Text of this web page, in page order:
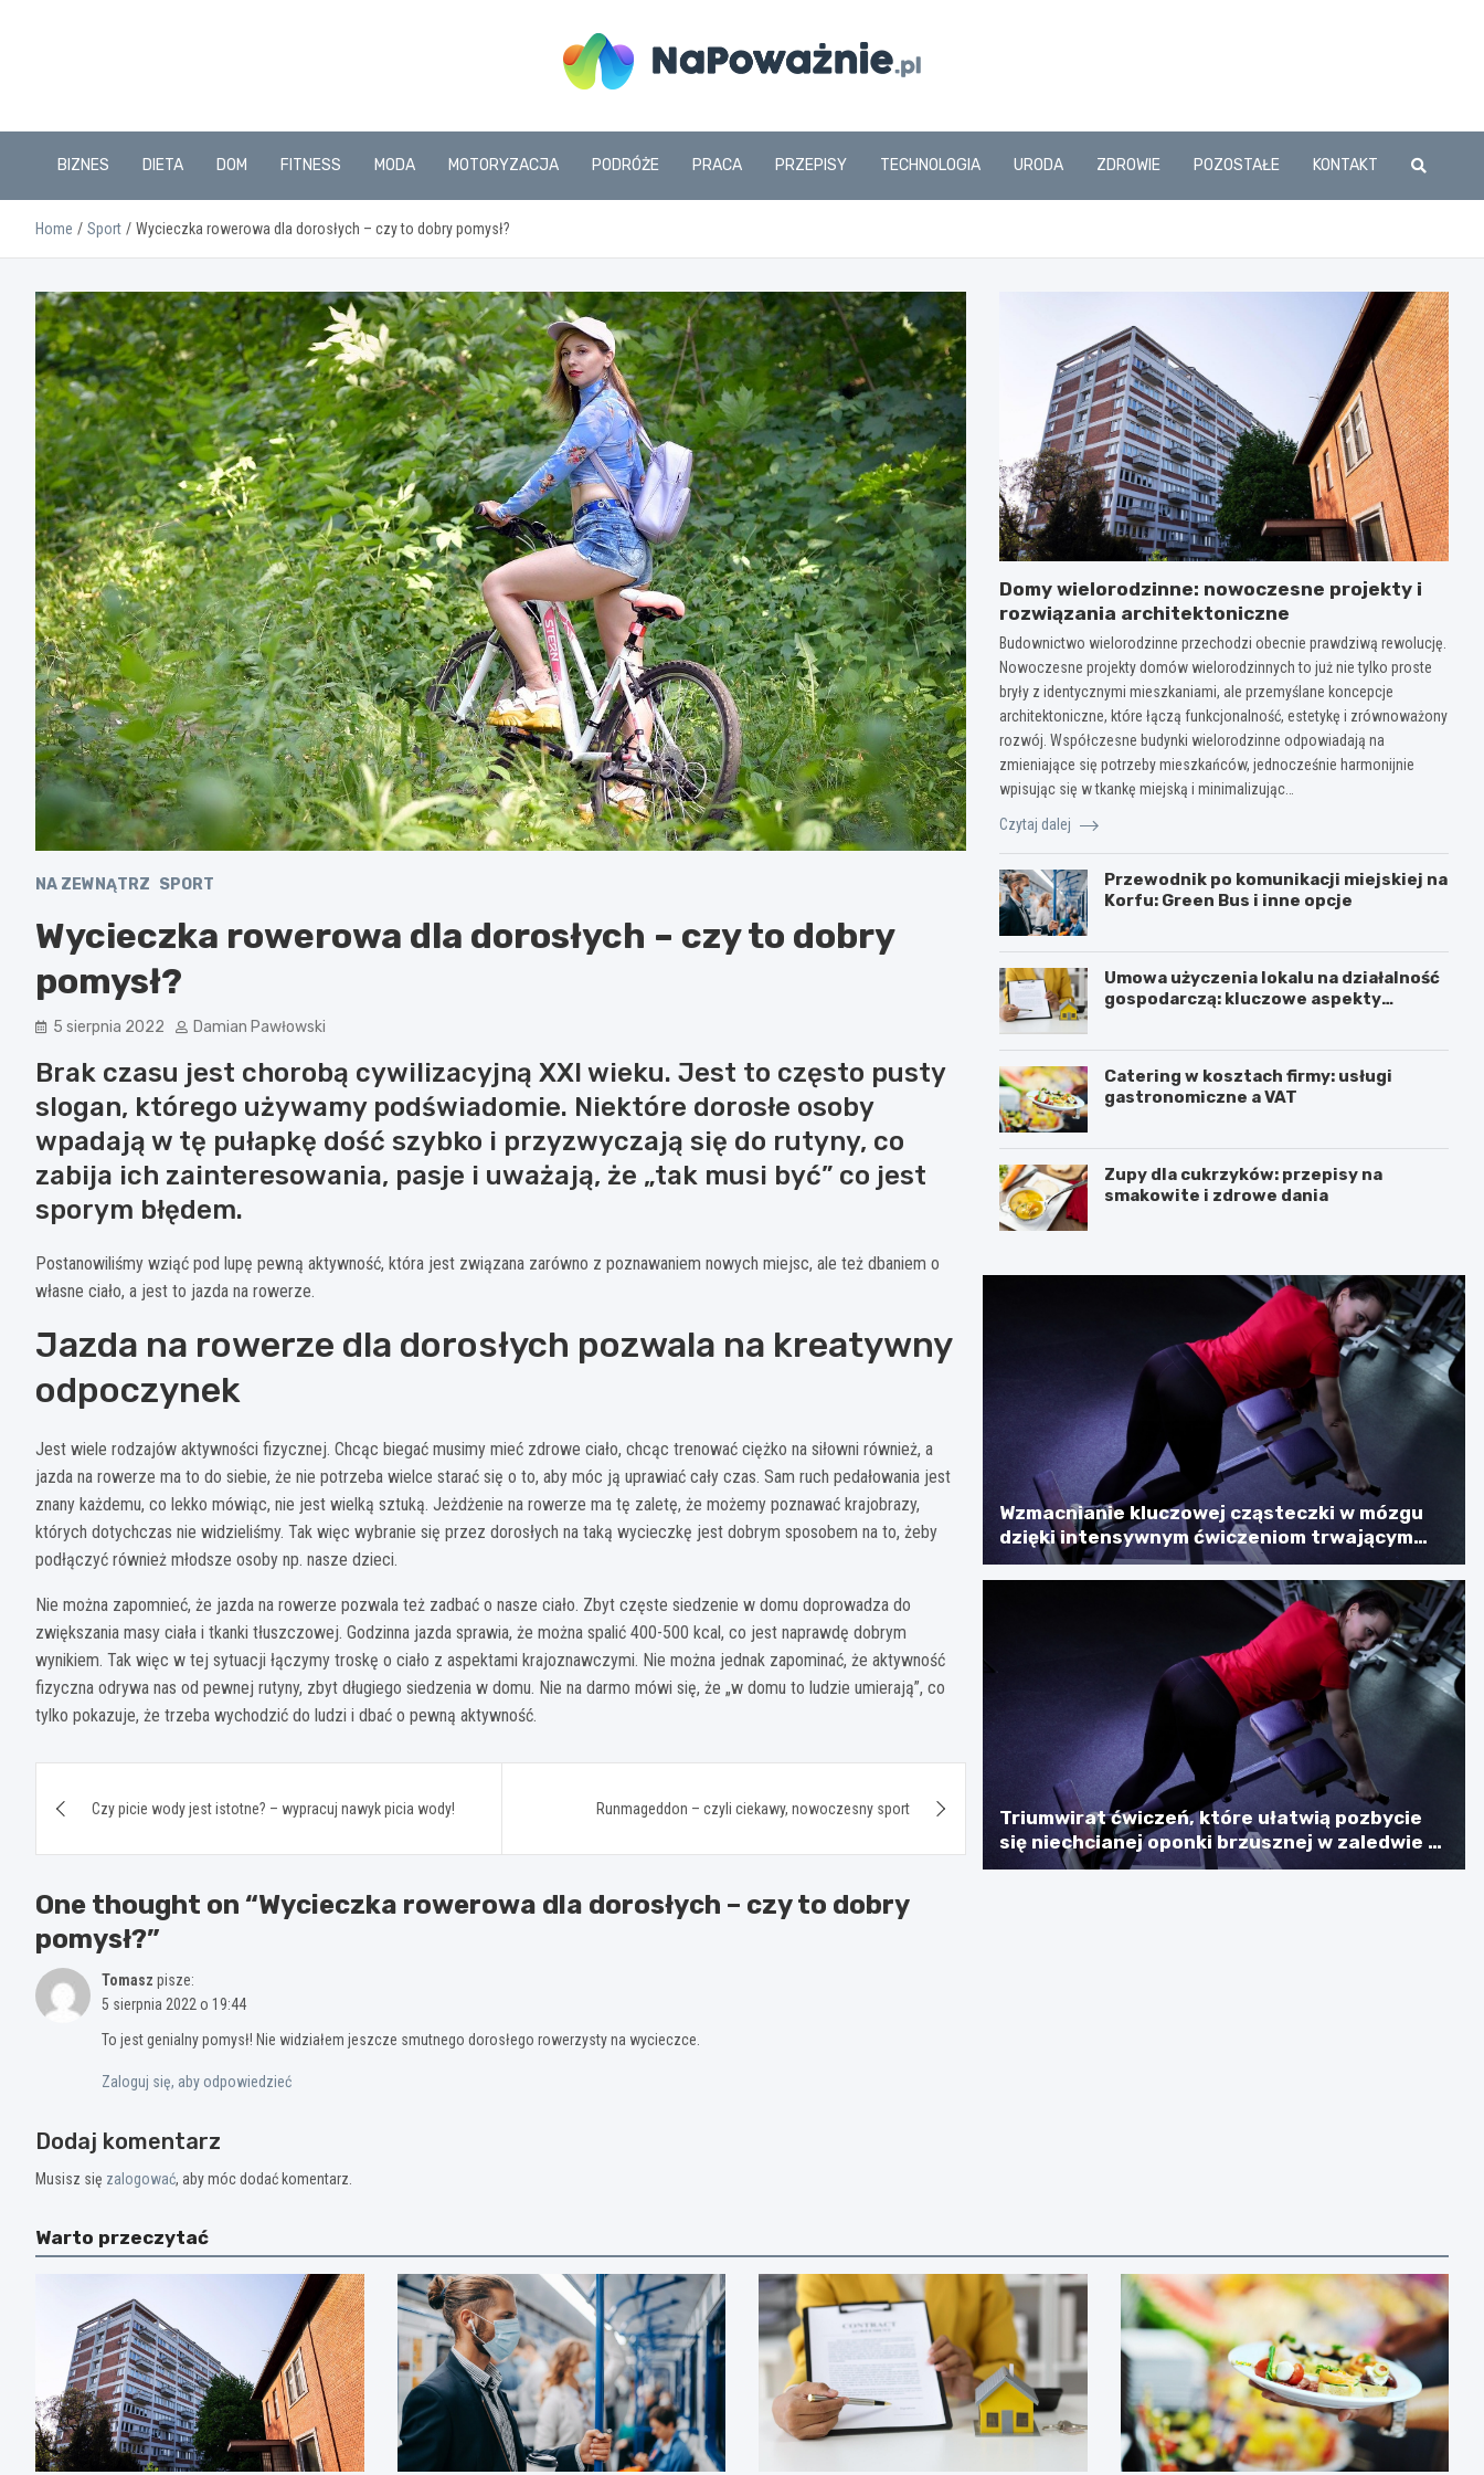
www.napowaznie.pl
BIZNES DIETA DOM FITNESS MODA MOTORYZACJA PODRÓŻE PRACA PRZEPISY TECHNOLOGIA URODA ZDROWIE POZOSTAŁE KONTAKT
Home Sport Wycieczka rowerowa dla dorosłych – czy to dobry pomysł?
NA ZEWNĄTRZ SPORT
Wycieczka rowerowa dla dorosłych – czy to dobry
pomysł?
5 sierpnia 2022 Damian Pawłowski
Brak czasu jest chorobą cywilizacyjną XXI wieku. Jest to często pusty
slogan, którego używamy podświadomie. Niektóre dorosłe osoby
wpadają w tę pułapkę dość szybko i przyzwyczają się do rutyny, co
zabija ich zainteresowania, pasje i uważają, że „tak musi być” co jest
sporym błędem.
Postanowiliśmy wziąć pod lupę pewną aktywność, która jest związana zarówno z poznawaniem nowych miejsc, ale też dbaniem o
własne ciało, a jest to jazda na rowerze.
Jazda na rowerze dla dorosłych pozwala na kreatywny
odpoczynek
Jest wiele rodzajów aktywności fizycznej. Chcąc biegać musimy mieć zdrowe ciało, chcąc trenować ciężko na siłowni również, a
jazda na rowerze ma to do siebie, że nie potrzeba wielce starać się o to, aby móc ją uprawiać cały czas. Sam ruch pedałowania jest
znany każdemu, co lekko mówiąc, nie jest wielką sztuką. Jeżdżenie na rowerze ma tę zaletę, że możemy poznawać krajobrazy,
których dotychczas nie widzieliśmy. Tak więc wybranie się przez dorosłych na taką wycieczkę jest dobrym sposobem na to, żeby
podłączyć również młodsze osoby np. nasze dzieci.
Nie można zapomnieć, że jazda na rowerze pozwala też zadbać o nasze ciało. Zbyt częste siedzenie w domu doprowadza do
zwiększania masy ciała i tkanki tłuszczowej. Godzinna jazda sprawia, że można spalić 400-500 kcal, co jest naprawdę dobrym
wynikiem. Tak więc w tej sytuacji łączymy troskę o ciało z aspektami krajoznawczymi. Nie można jednak zapominać, że aktywność
fizyczna odrywa nas od pewnej rutyny, zbyt długiego siedzenia w domu. Nie na darmo mówi się, że „w domu to ludzie umierają”, co
tylko pokazuje, że trzeba wychodzić do ludzi i dbać o pewną aktywność.
wpisu
Czy picie wody jest istotne? – wypracuj nawyk picia wody! Runmageddon – czyli ciekawy, nowoczesny sport
One thought on “Wycieczka rowerowa dla dorosłych – czy to dobry
pomysł?”
Tomasz pisze:
5 sierpnia 2022 o 19:44
To jest genialny pomysł! Nie widziałem jeszcze smutnego dorosłego rowerzysty na wycieczce.
Zaloguj się, aby odpowiedzieć
Dodaj komentarz
Musisz się zalogować, aby móc dodać komentarz.
Domy wielorodzinne: nowoczesne projekty i
rozwiązania architektoniczne
Budownictwo wielorodzinne przechodzi obecnie prawdziwą rewolucję.
Nowoczesne projekty domów wielorodzinnych to już nie tylko proste
bryły z identycznymi mieszkaniami, ale przemyślane koncepcje
architektoniczne, które łączą funkcjonalność, estetykę i zrównoważony
rozwój. Współczesne budynki wielorodzinne odpowiadają na
zmieniające się potrzeby mieszkańców, jednocześnie harmonijnie
wpisując się w tkankę miejską i minimalizując…
Czytaj dalej
Przewodnik po komunikacji miejskiej na
Korfu: Green Bus i inne opcje
Umowa użyczenia lokalu na działalność
gospodarczą: kluczowe aspekty
Catering w kosztach firmy: usługi
gastronomiczne a VAT
Zupy dla cukrzyków: przepisy na
smakowite i zdrowe dania
Wzmacnianie kluczowej cząsteczki w mózgu
dzięki intensywnym ćwiczeniom trwającym
sześć minut
Triumwirat ćwiczeń, które ułatwią pozbycie
się niechcianej oponki brzusznej w zaledwie 7
minut dziennie
Warto przeczytać